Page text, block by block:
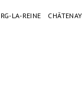
LA-REINE